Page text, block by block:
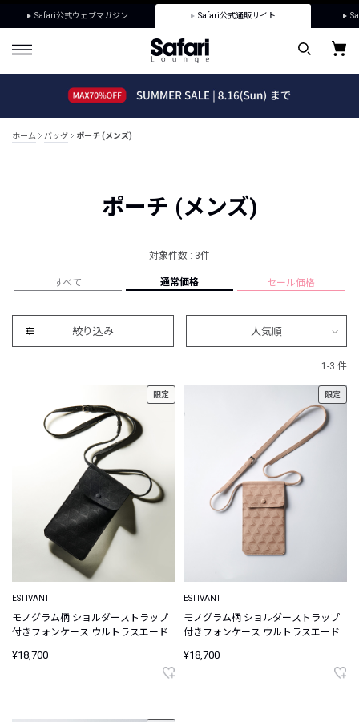
Safari公式ウェブマガジン Safari公式通販サイト
ホーム バッグ ポーチ (メンズ)
ポーチ (メンズ)
対象件数 : 3件
すべて 通常価格 セール価格
絞り込み 人気順
1-3 件
限定
ESTIVANT
モノグラム柄 ショルダーストラップ
付きフォンケース ウルトラスエード
¥18,700
限定
ESTIVANT
モノグラム柄 ショルダーストラップ
付きフォンケース ウルトラスエード
¥18,700